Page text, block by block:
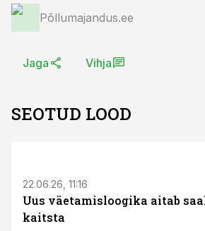
Põllumajandus.ee
Jaga Vihja
SEOTUD LOOD
22.06.26, 11:16
Uus väetamisloogika aitab
kaitsta